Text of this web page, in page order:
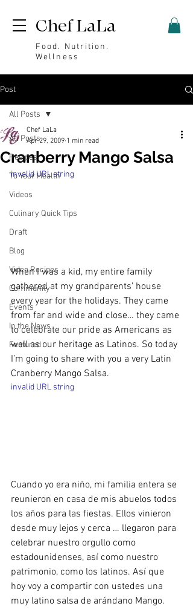
Chef LaLa
Food. Nutrition.
Wellness
Post
All Posts
Recipes
To Your Health
Videos
Culinary Quick Tips
Draft
Blog
Video Recipes
Community
Events
In the News
Featured
All Posts
Cranberry Mango Salsa
Chef LaLa
Apr 29, 2009 1 min read
invalid URL string
When I was a kid, my entire family
gathered at my grandparents’ house
every year for the holidays. They came
from far and wide and close… they came
to celebrate our pride as Americans as
well as our heritage as Latinos. So today
I’m going to share with you a very Latin
Cranberry Mango Salsa.
invalid URL string
Cuando yo era niño, mi familia entera se
reunieron en casa de mis abuelos todos
los años para las fiestas. Ellos vinieron
desde muy lejos y cerca … llegaron para
celebrar nuestro orgullo como
estadounidenses, así como nuestro
patrimonio, como los latinos. Así que
hoy voy a compartir con ustedes una
muy latino salsa de arándano Mango.